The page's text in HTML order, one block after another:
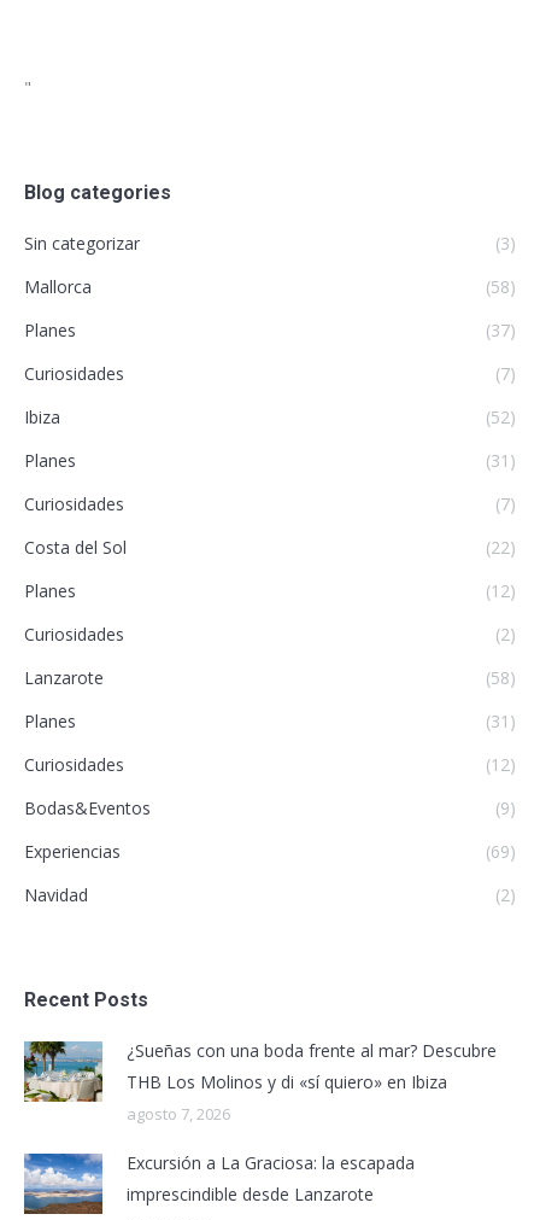
"
Blog categories
Sin categorizar
(3)
Mallorca
(58)
Planes
(37)
Curiosidades
(7)
Ibiza
(52)
Planes
(31)
Curiosidades
(7)
Costa del Sol
(22)
Planes
(12)
Curiosidades
(2)
Lanzarote
(58)
Planes
(31)
Curiosidades
(12)
Bodas&Eventos
(9)
Experiencias
(69)
Navidad
(2)
Recent Posts
¿Sueñas con una boda frente al mar? Descubre
THB Los Molinos y di «sí quiero» en Ibiza
agosto 7, 2026
Excursión a La Graciosa: la escapada
imprescindible desde Lanzarote